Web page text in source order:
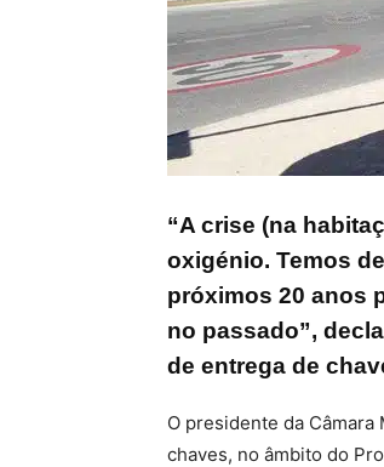
“A crise (na
oxigénio. Temos
próximos 20 anos
no passado”,
de entrega de
O presidente da
chaves, no âmbito do